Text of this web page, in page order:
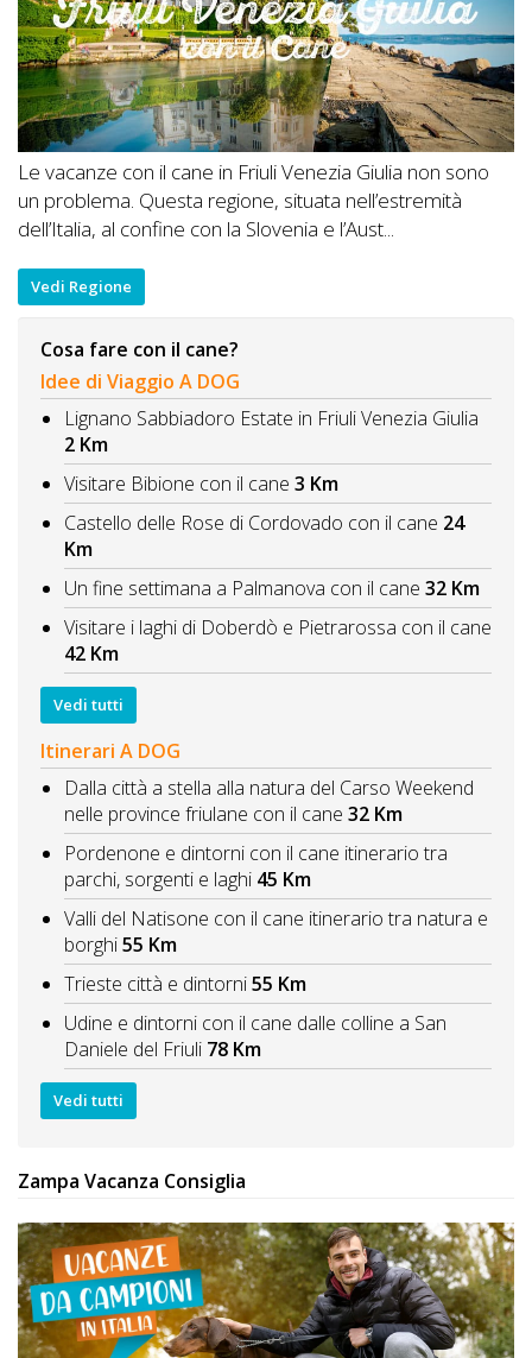
Le vacanze con il cane in Friuli Venezia Giulia non sono
un problema. Questa regione, situata nell’estremità
dell’Italia, al confine con la Slovenia e l’Aust...
Vedi Regione
Cosa fare con il cane?
Idee di Viaggio A DOG
Lignano Sabbiadoro Estate in Friuli Venezia Giulia
2 Km
Visitare Bibione con il cane 3 Km
Castello delle Rose di Cordovado con il cane 24
Km
Un fine settimana a Palmanova con il cane 32 Km
Visitare i laghi di Doberdò e Pietrarossa con il cane
42 Km
Vedi tutti
Itinerari A DOG
Dalla città a stella alla natura del Carso Weekend
nelle province friulane con il cane 32 Km
Pordenone e dintorni con il cane itinerario tra
parchi, sorgenti e laghi 45 Km
Valli del Natisone con il cane itinerario tra natura e
borghi55 Km
Trieste città e dintorni55 Km
Udine e dintorni con il cane dalle colline a San
Daniele del Friuli 78 Km
Vedi tutti
Zampa Vacanza Consiglia